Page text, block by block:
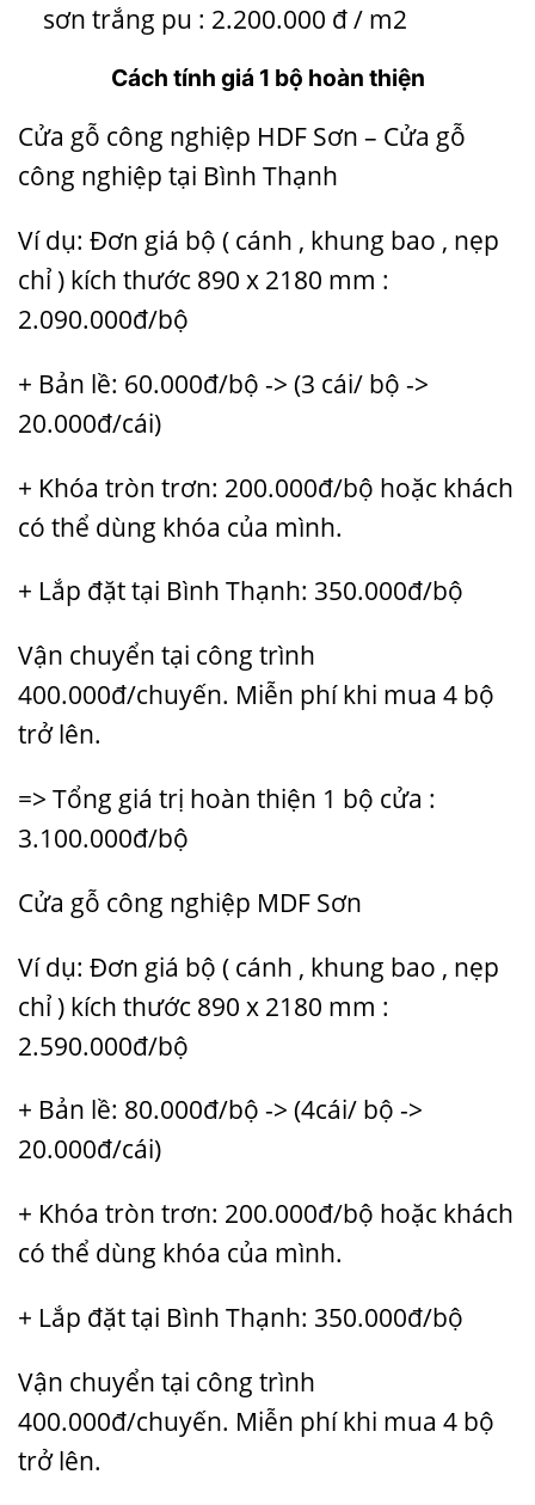
sơn trắng pu : 2.200.000 đ / m2
Cách tính giá 1 bộ hoàn thiện
Cửa gỗ công nghiệp HDF Sơn – Cửa gỗ
công nghiệp tại Bình Thạnh
Ví dụ: Đơn giá bộ ( cánh , khung bao , nẹp
chỉ ) kích thước 890 x 2180 mm :
2.090.000đ/bộ
+ Bản lề: 60.000đ/bộ -> (3 cái/ bộ ->
20.000đ/cái)
+ Khóa tròn trơn: 200.000đ/bộ hoặc khách
có thể dùng khóa của mình.
+ Lắp đặt tại Bình Thạnh: 350.000đ/bộ
Vận chuyển tại công trình
400.000đ/chuyến. Miễn phí khi mua 4 bộ
trở lên.
=> Tổng giá trị hoàn thiện 1 bộ cửa :
3.100.000đ/bộ
Cửa gỗ công nghiệp MDF Sơn
Ví dụ: Đơn giá bộ ( cánh , khung bao , nẹp
chỉ ) kích thước 890 x 2180 mm :
2.590.000đ/bộ
+ Bản lề: 80.000đ/bộ -> (4cái/ bộ ->
20.000đ/cái)
+ Khóa tròn trơn: 200.000đ/bộ hoặc khách
có thể dùng khóa của mình.
+ Lắp đặt tại Bình Thạnh: 350.000đ/bộ
Vận chuyển tại công trình
400.000đ/chuyến. Miễn phí khi mua 4 bộ
trở lên.